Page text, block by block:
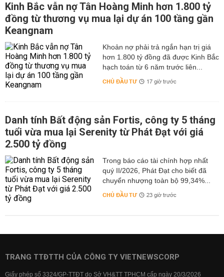
Kinh Bắc vẫn nợ Tân Hoàng Minh hơn 1.800 tỷ
đồng từ thương vụ mua lại dự án 100 tầng gần
Keangnam
hơn 1.800 tỷ đồng đã được Kinh Bắc
hạch toán từ 6 năm trước liên...
CHỦ ĐẦU TƯ 17 giờ trước
Danh tính Bất động sản Fortis, công ty 5 tháng
tuổi vừa mua lại Serenity từ Phát Đạt với giá
2.500 tỷ đồng
Trong báo cáo tài chính hợp nhất
quý II/2026, Phát Đạt cho biết đã
chuyển nhượng toàn bộ 99,34%...
CHỦ ĐẦU TƯ 23 giờ trước
TRANG TTĐTTH CỦA CÔNG TY VIETNEWSCORP
Giấy phép số 3324/GP-TTĐT do Sở VH&TT TPHCM cấp ngày 20/3/2026